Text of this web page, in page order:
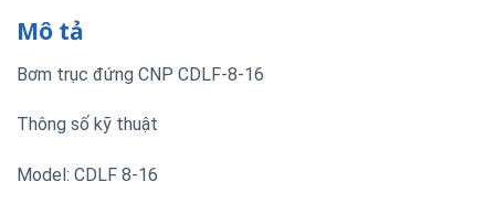
Mô tả
Bơm trục đứng CNP CDLF-8-16
Thông số kỹ thuật
Model: CDLF 8-16